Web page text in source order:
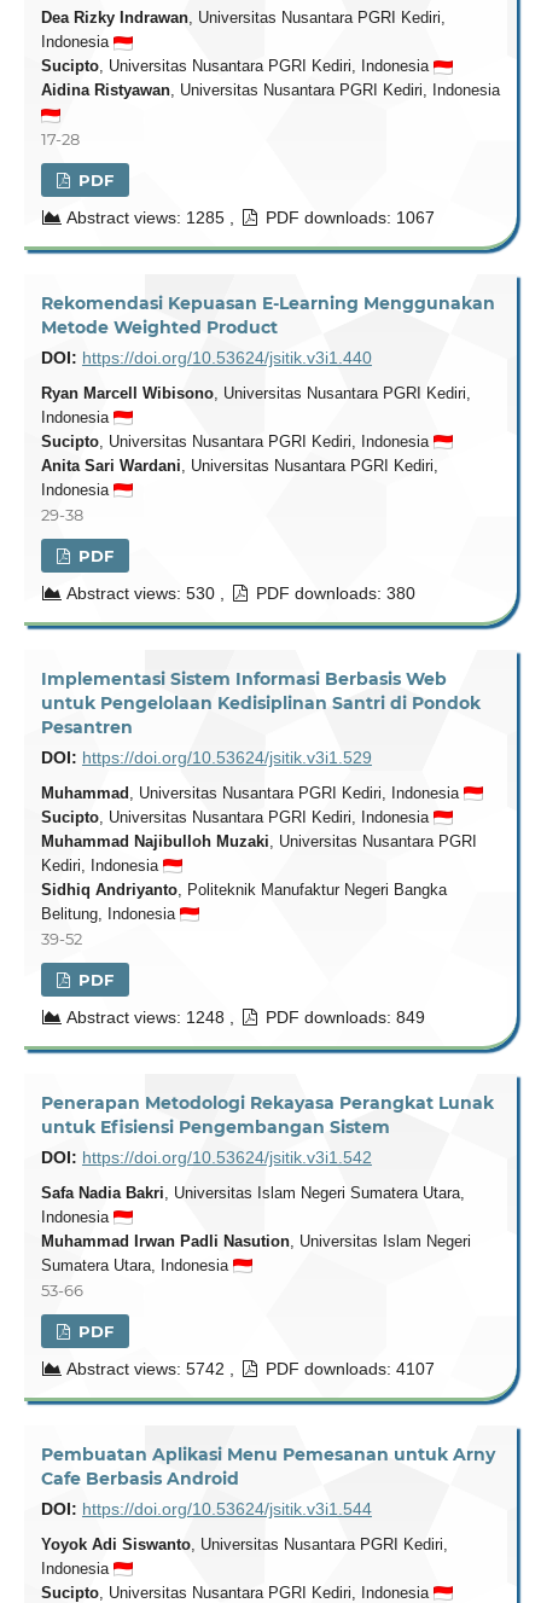
Dea Rizky Indrawan, Universitas Nusantara PGRI Kediri,
Indonesia
Sucipto, Universitas Nusantara PGRI Kediri, Indonesia
Aidina Ristyawan, Universitas Nusantara PGRI Kediri, Indonesia
17-28
PDF
Abstract views: 1285 ,
PDF downloads: 1067
Rekomendasi Kepuasan E-Learning Menggunakan
Metode Weighted Product
DOI: https://doi.org/10.53624/jsitik.v3i1.440
Ryan Marcell Wibisono, Universitas Nusantara PGRI Kediri,
Indonesia
Sucipto, Universitas Nusantara PGRI Kediri, Indonesia
Anita Sari Wardani , Universitas Nusantara PGRI Kediri,
Indonesia
29-38
PDF
Abstract views: 530 ,
PDF downloads: 380
Implementasi Sistem Informasi Berbasis Web
untuk Pengelolaan Kedisiplinan Santri di Pondok
Pesantren
DOI: https://doi.org/10.53624/jsitik.v3i1.529
Muhammad
, Universitas Nusantara PGRI Kediri, Indonesia
Sucipto, Universitas Nusantara PGRI Kediri, Indonesia
Muhammad Najibulloh Muzaki , Universitas Nusantara PGRI
Kediri, Indonesia
Sidhiq Andriyanto, Politeknik Manufaktur Negeri Bangka
Belitung, Indonesia
39-52
PDF
Abstract views: 1248 ,
PDF downloads: 849
Penerapan Metodologi Rekayasa Perangkat Lunak
untuk Efisiensi Pengembangan Sistem
DOI: https://doi.org/10.53624/jsitik.v3i1.542
Safa Nadia Bakri , Universitas Islam Negeri Sumatera Utara,
Indonesia
Muhammad Irwan Padli Nasution, Universitas Islam Negeri
Sumatera Utara, Indonesia
53-66
PDF
Abstract views: 5742 ,
PDF downloads: 4107
Pembuatan Aplikasi Menu Pemesanan untuk Arny
Cafe Berbasis Android
DOI: https://doi.org/10.53624/jsitik.v3i1.544
Yoyok Adi Siswanto, Universitas Nusantara PGRI Kediri,
Indonesia
Sucipto, Universitas Nusantara PGRI Kediri, Indonesia